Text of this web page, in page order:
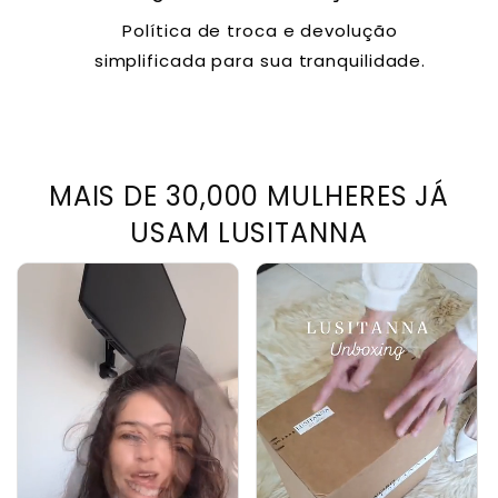
Política de troca e devolução
simplificada para sua tranquilidade.
MAIS DE 30,000 MULHERES JÁ
USAM LUSITANNA